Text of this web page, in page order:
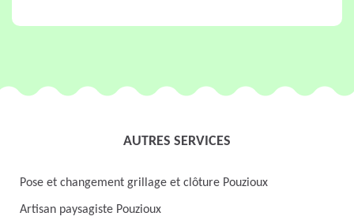
AUTRES SERVICES
Pose et changement grillage et clôture Pouzioux
Artisan paysagiste Pouzioux